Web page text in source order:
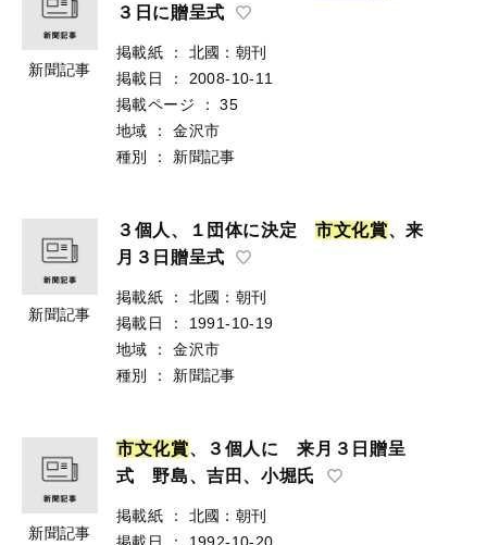
新聞記事
３日に贈呈式
掲載紙 ：
北國：朝刊
掲載日
：
2008-10-11
掲載ページ
：
35
地域
：
金沢市
種別
： 新聞記事
新聞記事
３個人、１団体に決定市文化賞、来
月３日贈呈式
掲載紙 ：
北國：朝刊
掲載日
：
1991-10-19
地域
：
金沢市
種別
： 新聞記事
新聞記事
市文化賞、３個人に 来月３日贈呈
式 野島、吉田、小堀氏
掲載紙 ：
北國：朝刊
掲載日
：
1992-10-20